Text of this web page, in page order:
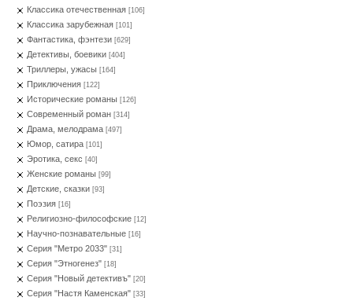
Классика отечественная [106]
Классика зарубежная [101]
Фантастика, фэнтези [629]
Детективы, боевики [404]
Триллеры, ужасы [164]
Приключения [122]
Исторические романы [126]
Современный роман [314]
Драма, мелодрама [497]
Юмор, сатира [101]
Эротика, секс [40]
Женские романы [99]
Детские, сказки [93]
Поэзия [16]
Религиозно-философские [12]
Научно-познавательные [16]
Серия "Метро 2033" [31]
Серия "Этногенез" [18]
Серия "Новый детективъ" [20]
Серия "Настя Каменская" [33]